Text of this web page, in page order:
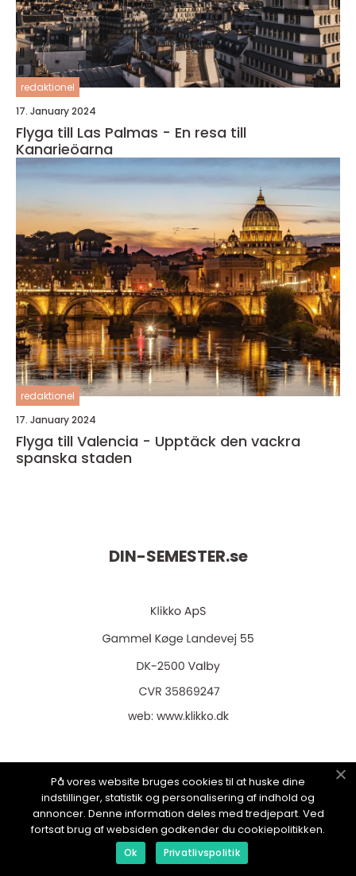
redaktionel
17. January 2024
Flyga till Las Palmas - En resa till
Kanarieöarna
redaktionel
17. January 2024
Flyga till Valencia - Upptäck den vackra
spanska staden
DIN-SEMESTER.se
web: www.klikko.dk
Menu
Annonsering
På vores website bruges cookies til at huske dine
indstillinger, statistik og personalisering af indhold og
annoncer. Denne information deles med tredjepart. Ved
fortsat brug af websiden godkender du cookiepolitikken.
Ok Privatlivspolitik